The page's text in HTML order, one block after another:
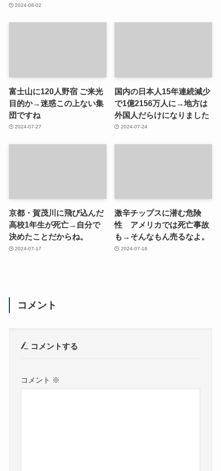
2024-08-02
富士山に120人野宿 ご来光
目的か→迷惑この上ない集
団ですね
2024-07-27
国内の日本人15年連続減少
で1億2156万人に→地方は
外国人だらけになりました
2024-07-24
京都・賀茂川に飛び込んだ
高校1年生が死亡→自分で
決めたことだからね。
2024-07-17
激辛チップスに潜む危険
性 アメリカでは死亡事故
も→そんなもん売るなよ。
2024-07-16
コメント
コメントする
コメント ※